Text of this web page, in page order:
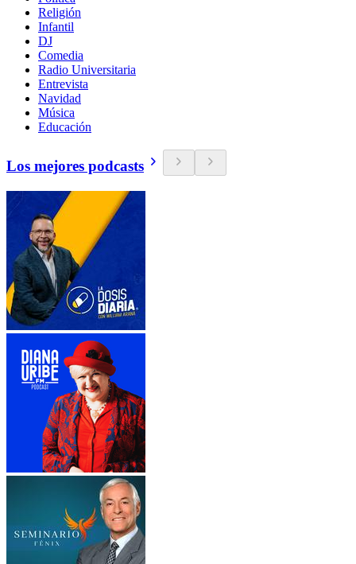
Religión
Infantil
DJ
Comedia
Radio Universitaria
Entrevista
Navidad
Música
Educación
Los mejores podcasts